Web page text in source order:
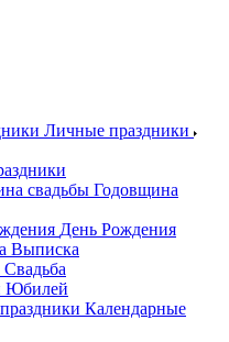
Личные праздники
Годовщина
День Рождения
Выписка
Свадьба
Юбилей
Календарные